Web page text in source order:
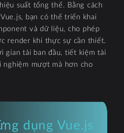
suất tổng thể. Bằng cách
bạn có thể triển khai
và dữ liệu, cho phép
render khi thực sự cần thiết.
gian tải ban đầu, tiết kiệm tài
nghiệm mượt mà hơn cho
dụng Vue.js